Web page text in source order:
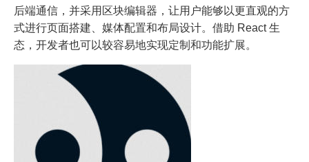
后端通信，并采用区块编辑器，让用户能够以更直观的方
式进行页面搭建、媒体配置和布局设计。借助 React 生
态，开发者也可以较容易地实现定制和功能扩展。